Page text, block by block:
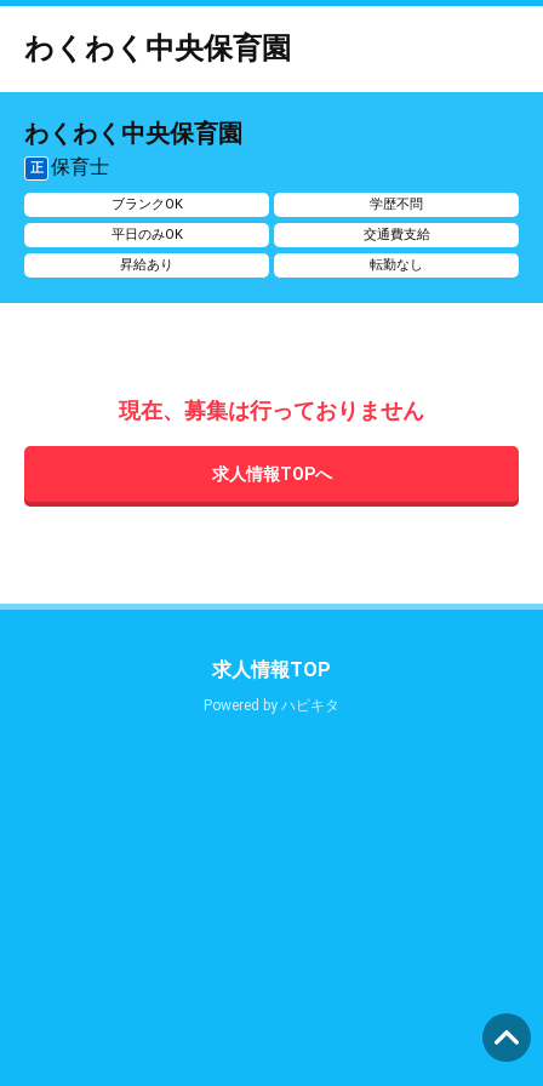
わくわく中央保育園
わくわく中央保育園
正 保育士
ブランクOK
学歴不問
平日のみOK
交通費支給
昇給あり
転勤なし
現在、募集は行っておりません
求人情報TOPへ
求人情報TOP
Powered by ハピキタ